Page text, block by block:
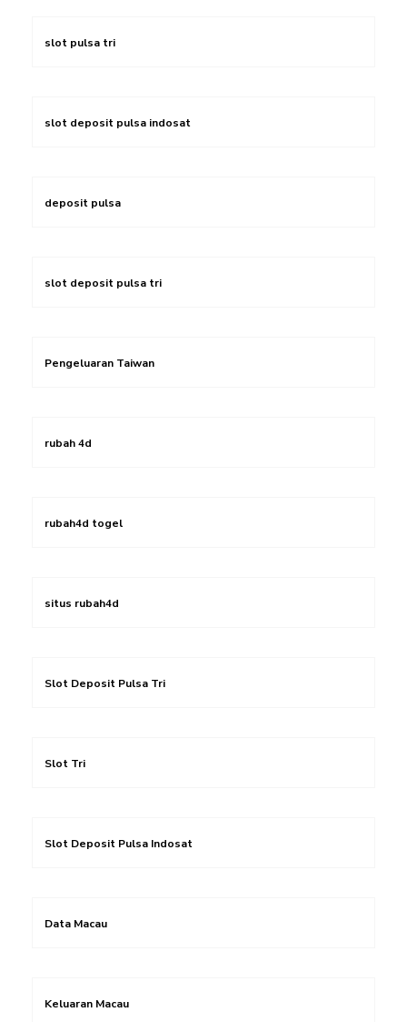
slot pulsa tri
slot deposit pulsa indosat
deposit pulsa
slot deposit pulsa tri
Pengeluaran Taiwan
rubah 4d
rubah4d togel
situs rubah4d
Slot Deposit Pulsa Tri
Slot Tri
Slot Deposit Pulsa Indosat
Data Macau
Keluaran Macau